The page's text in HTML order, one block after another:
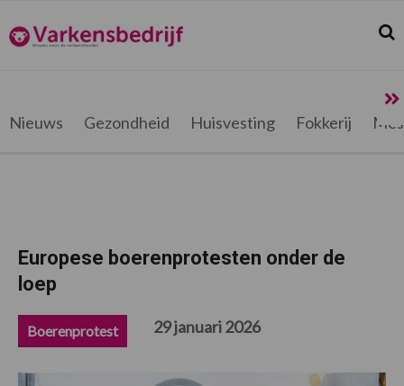
de
hoofdnavigatie
de
hoofd
de
eerste
de
voettekst
Varkensbedrijf.be
Nieuws Gezondheid Huisvesting Fokkerij
Europese boerenprotesten onder de
loep
Boerenprotest 29 januari 2026